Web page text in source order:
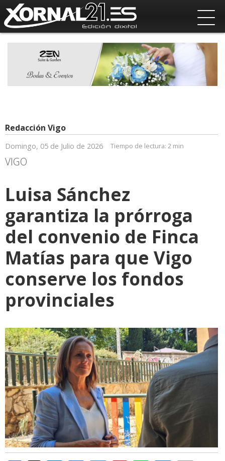
Redacción Vigo
Domingo, 05 de Julio de 2026 Tiempo de lectura: 2 min
VIGO
Luisa Sánchez
garantiza la prórroga
del convenio de Finca
Matías para que Vigo
conserve los fondos
provinciales